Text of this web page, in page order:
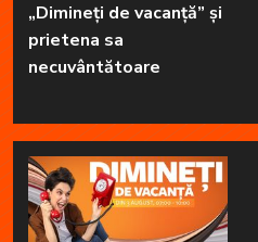
„Dimineți de vacanță” și
prietena sa
necuvântătoare